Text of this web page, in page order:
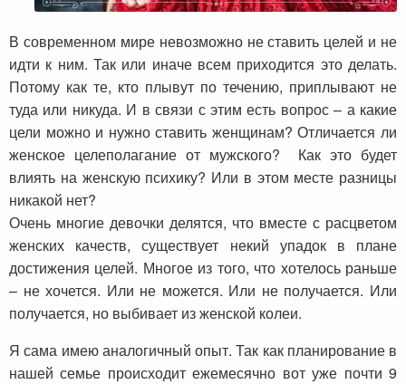
В современном мире невозможно не ставить целей и не
идти к ним. Так или иначе всем приходится это делать.
Потому как те, кто плывут по течению, приплывают не
туда или никуда. И в связи с этим есть вопрос – а какие
цели можно и нужно ставить женщинам? Отличается ли
женское целеполагание от мужского? Как это будет
влиять на женскую психику? Или в этом месте разницы
никакой нет?
Очень многие девочки делятся, что вместе с расцветом
женских качеств, существует некий упадок в плане
достижения целей. Многое из того, что хотелось раньше
– не хочется. Или не можется. Или не получается. Или
получается, но выбивает из женской колеи.
Я сама имею аналогичный опыт. Так как планирование в
нашей семье происходит ежемесячно вот уже почти 9